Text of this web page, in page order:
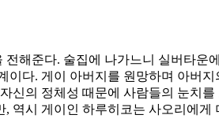
해준다. 술집에 나가느니 실버타
다. 게이 아버지를 원망하며 아버
의 정체성 때문에 사람들의 눈치
역시 게이인 하루히코는 사오리에게